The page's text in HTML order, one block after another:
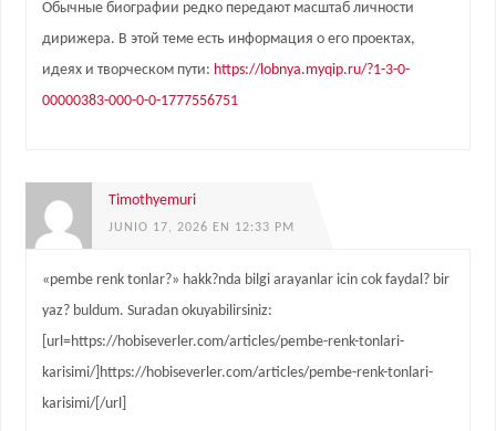
Обычные биографии редко передают масштаб личности
дирижера. В этой теме есть информация о его проектах,
идеях и творческом пути: https://lobnya.myqip.ru/?1-3-0-
00000383-000-0-0-1777556751
Timothyemuri
JUNIO 17, 2026 EN 12:33 PM
«pembe renk tonlar?» hakk?nda bilgi arayanlar icin cok faydal? bir
yaz? buldum. Suradan okuyabilirsiniz:
[url=https://hobiseverler.com/articles/pembe-renk-tonlari-
karisimi/]https://hobiseverler.com/articles/pembe-renk-tonlari-
karisimi/[/url]